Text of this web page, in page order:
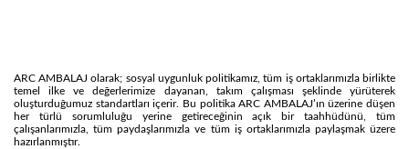
ARC AMBALAJ olarak; sosyal uygunluk politikamız, tüm iş ortaklarımızla birlikte
temel ilke ve değerlerimize dayanan, takım çalışması şeklinde yürüterek
oluşturduğumuz standartları içerir. Bu politika ARC AMBALAJ’ın üzerine düşen
her türlü sorumluluğu yerine getireceğinin açık bir taahhüdünü, tüm
çalışanlarımızla, tüm paydaşlarımızla ve tüm iş ortaklarımızla paylaşmak üzere
hazırlanmıştır.